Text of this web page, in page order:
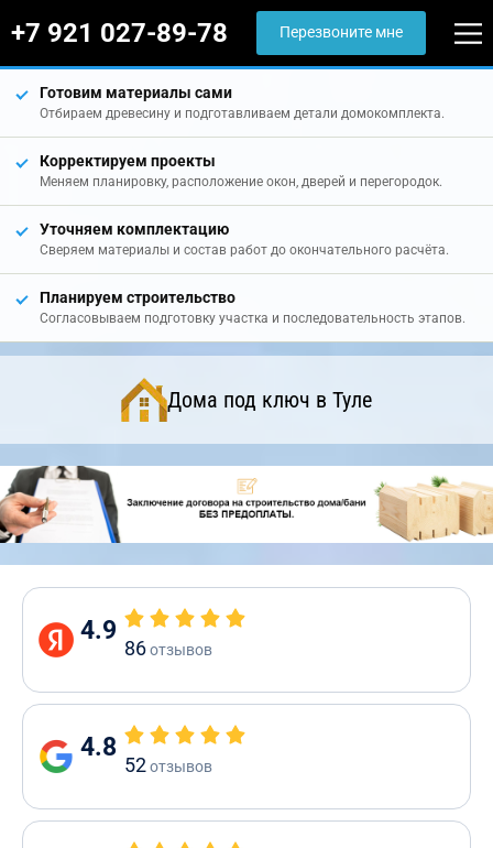
+7 921 027-89-78 Перезвоните мне
Готовим материалы сами
Отбираем древесину и подготавливаем детали домокомплекта.
Корректируем проекты
Меняем планировку, расположение окон, дверей и перегородок.
Уточняем комплектацию
Сверяем материалы и состав работ до окончательного расчёта.
Планируем строительство
Согласовываем подготовку участка и последовательность этапов.
Дома под ключ в Туле
4.9
86отзывов
4.8
52отзывов